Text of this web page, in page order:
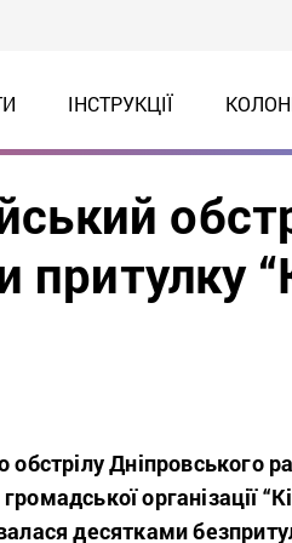
ІНСТРУКЦІЇ
обстрілу Дніпровського
організації
десятками